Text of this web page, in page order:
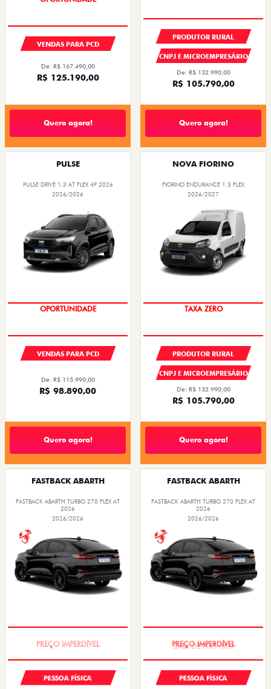
VENDAS PARA PCD
De: R$ 167.490,00
R$ 125.190,00
Quero agora!
PRODUTOR RURAL
CNPJ E MICROEMPRESÁRIO
De: R$ 132.990,00
R$ 105.790,00
Quero agora!
PULSE
PULSE DRIVE 1.3 AT FLEX 4P 2026
2026/2026
OPORTUNIDADE
VENDAS PARA PCD
De: R$ 115.990,00
R$ 98.890,00
Quero agora!
NOVA FIORINO
FIORINO ENDURANCE 1.3 FLEX
2026/2027
TAXA ZERO
PRODUTOR RURAL
CNPJ E MICROEMPRESÁRIO
De: R$ 132.990,00
R$ 105.790,00
Quero agora!
FASTBACK ABARTH
FASTBACK ABARTH TURBO 270 FLEX AT
2026
2026/2026
PESSOA FÍSICA
FASTBACK ABARTH
FASTBACK ABARTH TURBO 270 FLEX AT
2026
2026/2026
PESSOA FÍSICA